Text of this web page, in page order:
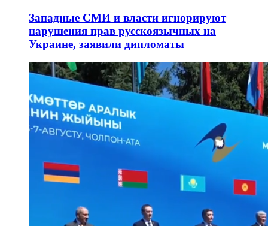
Западные СМИ и власти игнорируют
нарушения прав русскоязычных на
Украине, заявили дипломаты